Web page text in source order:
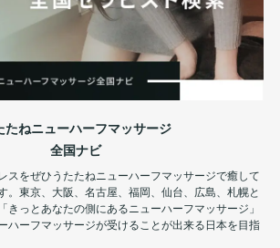
たねニューハーフマッサージ
全国ナビ
スをぜひうたたねニューハーフマッサージで癒して
。東京、大阪、名古屋、福岡、仙台、広島、札幌と
きっとあなたの側にあるニューハーフマッサージ」
ハーフマッサージが受けることが出来る日本を目指